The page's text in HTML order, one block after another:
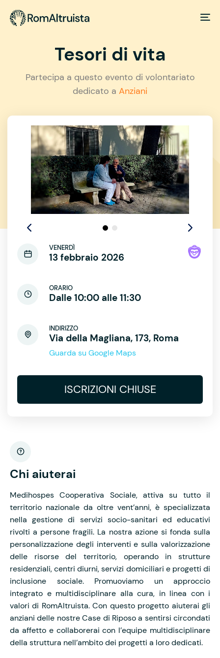
Tesori di vita
Partecipa a questo evento di volontariato
dedicato a Anziani
VENERDÌ
13 febbraio 2026
ORARIO
Dalle 10:00 alle 11:30
INDIRIZZO
Via della Magliana, 173, Roma
Guarda su Google Maps
ISCRIZIONI CHIUSE
Chi aiuterai
Medihospes Cooperativa Sociale, attiva su tutto il
territorio nazionale da oltre vent’anni, è specializzata
nella gestione di servizi socio-sanitari ed educativi
rivolti a persone fragili. La nostra azione si fonda sulla
personalizzazione degli interventi e sulla valorizzazione
delle risorse del territorio, operando in strutture
residenziali, centri diurni, servizi domiciliari e progetti di
inclusione sociale. Promuoviamo un approccio
integrato e multidisciplinare alla cura, in linea con i
valori di RomAltruista. Con questo progetto aiuterai gli
anziani delle nostre Case di Riposo a sentirsi circondati
da affetto e collaborerai con l’equipe multidisciplinare
della struttura nell’ambito dei progetti a loro dedicati.